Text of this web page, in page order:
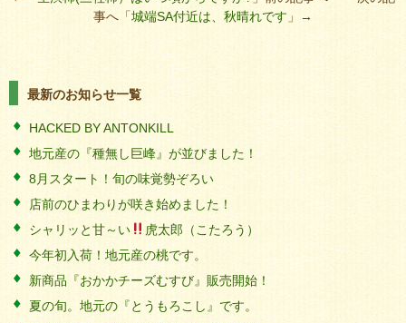
事へ「城端SA付近は、秋晴れです」→
最新のお知らせ一覧
HACKED BY ANTONKILL
地元産の『種無し巨峰』が並びました！
8月スタート！旬の味覚勢ぞろい
店前のひまわりが咲き始めました！
シャリッと甘～い
虎太郎（こたろう）
今年初入荷！地元産の桃です。
新商品『おかかチーズむすび』販売開始！
夏の旬。地元の『とうもろこし』です。